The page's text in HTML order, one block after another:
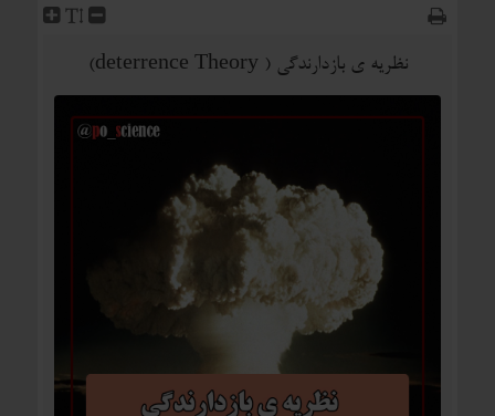
نظریه ی بازدارندگی ( deterrence Theory)